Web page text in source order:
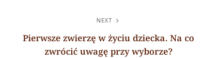
NEXT
Pierwsze zwierzę w życiu dziecka. Na co
zwrócić uwagę przy wyborze?